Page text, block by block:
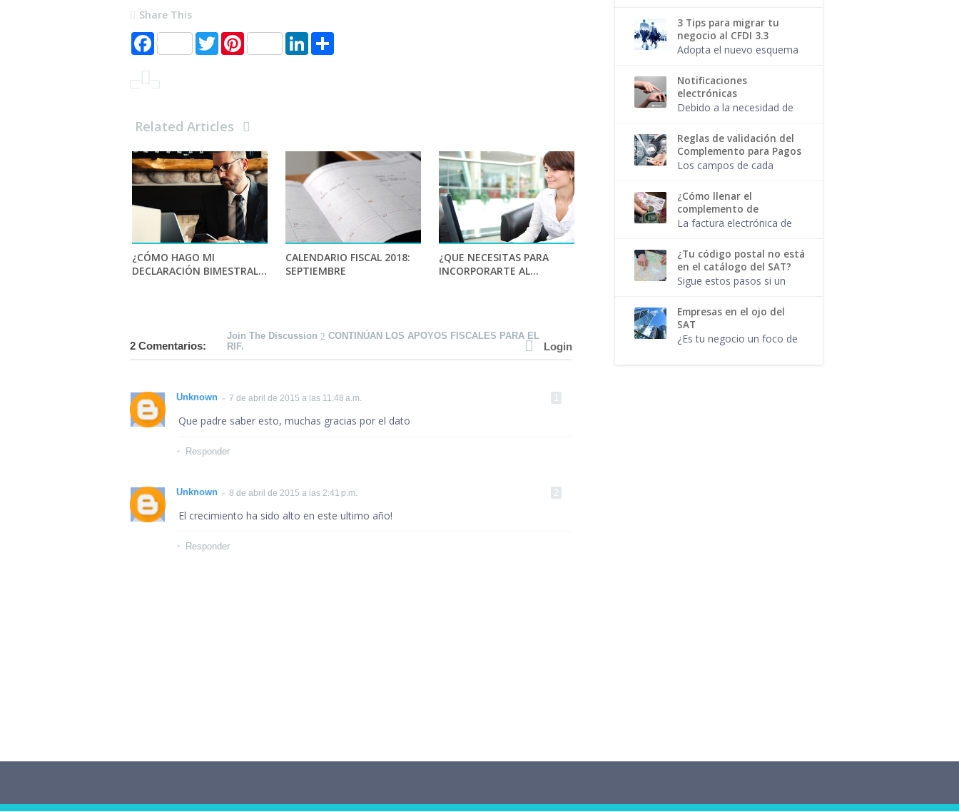
Share This
F
a
b
T
w
P
i
t
L
Related Articles
¿CÓMO HAGO MI
DECLARACIÓN BIMESTRAL...
CALENDARIO FISCAL 2018:
SEPTIEMBRE
¿QUE NECESITAS PARA
INCORPORARTE AL...
2 Comentarios:
Join The Discussion
CONTINÚAN LOS APOYOS FISCALES PARA EL
RIF.
Login
Unknown 7 de abril de 2015 a las 11:48 a.m.
Que padre saber esto, muchas gracias por el dato
Responder
Unknown 8 de abril de 2015 a las 2:41 p.m.
El crecimiento ha sido alto en este ultimo año!
Responder
has emitido...
económicas de la salida
de Gran Bretaña de la
Unión Europea ( Brexit ), el
gobierno mexicano
decidió hacer un ...
3 Tips para migrar tu
negocio al CFDI 3.3
Adopta el nuevo esquema
complicaciones. Ya sea
que desees migrar el 1 de
julio o el 1 de diciembre,
Notificaciones
electrónicas
Debido a la necesidad de
solicitudes, respetando la
confidencialidad de los
datos y desde la
comodidad del hogar, e...
Reglas de validación del
Complemento para Pagos
Los campos de cada
una regla de validación.
Tal como aplican para
cada uno de los campos y
¿Cómo llenar el
complemento de
recepción de pagos?
La factura electrónica de
complemento para pago
no son lo mismo. Ahora
que el SAT confirmó que
no habrá prórroga para l...
¿Tu código postal no está
en el catálogo del SAT?
Sigue estos pasos si un
en el catálogo del SAT. El
lugar de Expedición es un
campo obligatorio en el
CFDI 3.3...
Empresas en el ojo del
SAT
¿Es tu negocio un foco de